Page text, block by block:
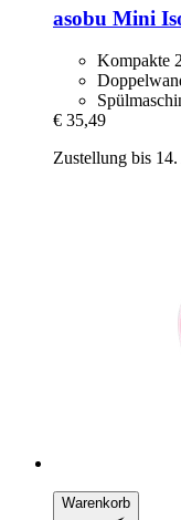
asobu Mini
Kompakte
€ 35,49
Zustellung bis
Warenkorb